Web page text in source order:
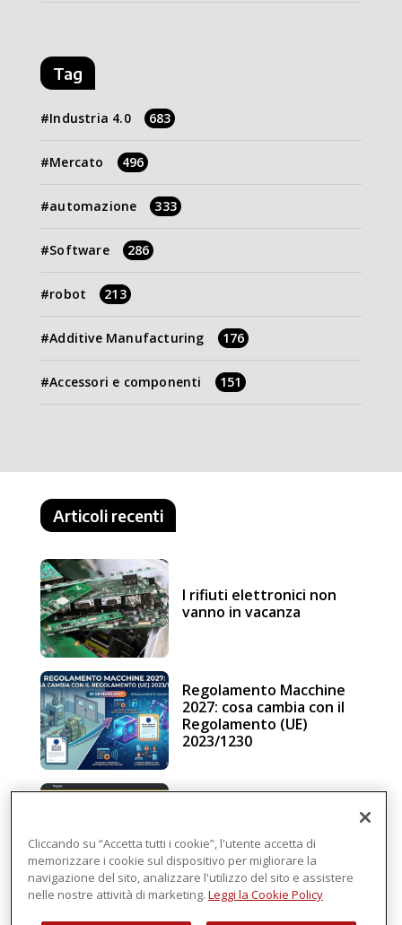
Tag
Industria 4.0 683
Mercato 496
automazione 333
Software 286
robot 213
Additive Manufacturing 176
Accessori e componenti 151
Articoli recenti
I rifiuti elettronici non
vanno in vacanza
Regolamento Macchine
2027: cosa cambia con il
Regolamento (UE)
2023/1230
intelligenza in cloud
Cliccando su “Accetta tutti i cookie”, l'utente accetta di
memorizzare i cookie sul dispositivo per migliorare la
navigazione del sito, analizzare l'utilizzo del sito e assistere
nelle nostre attività di marketing. Leggi la Cookie Policy